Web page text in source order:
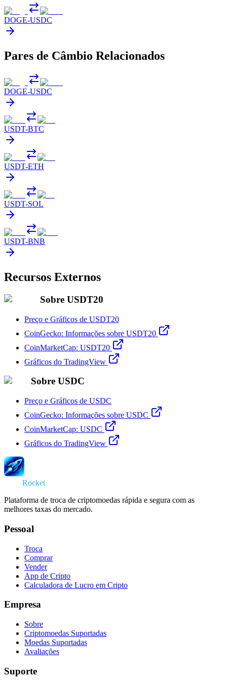
DOGE-USDC
Pares de Câmbio Relacionados
DOGE-USDC
USDT-BTC
USDT-ETH
USDT-SOL
USDT-BNB
Recursos Externos
Sobre USDT20
Preço e Gráficos de USDT20
CoinGecko: Informações sobre USDT20
CoinMarketCap: USDT20
Gráficos do TradingView
Sobre USDC
Preço e Gráficos de USDC
CoinGecko: Informações sobre USDC
CoinMarketCap: USDC
Gráficos do TradingView
Rocket
Plataforma de troca de criptomoedas rápida e segura com as
melhores taxas do mercado.
Pessoal
Troca
Comprar
Vender
App de Cripto
Calculadora de Lucro em Cripto
Empresa
Sobre
Criptomoedas Suportadas
Moedas Suportadas
Avaliações
Suporte